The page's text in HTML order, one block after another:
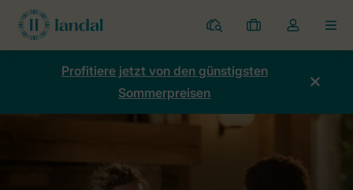
Ferienparks
Meine
Buchungen
Dropdown-
Menü
Kontos
Profitiere jetzt von den günstigsten
Sommerpreisen
Allgemeines Reservierungsbedingungen App